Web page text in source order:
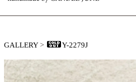
GALLERY> Y-2279J